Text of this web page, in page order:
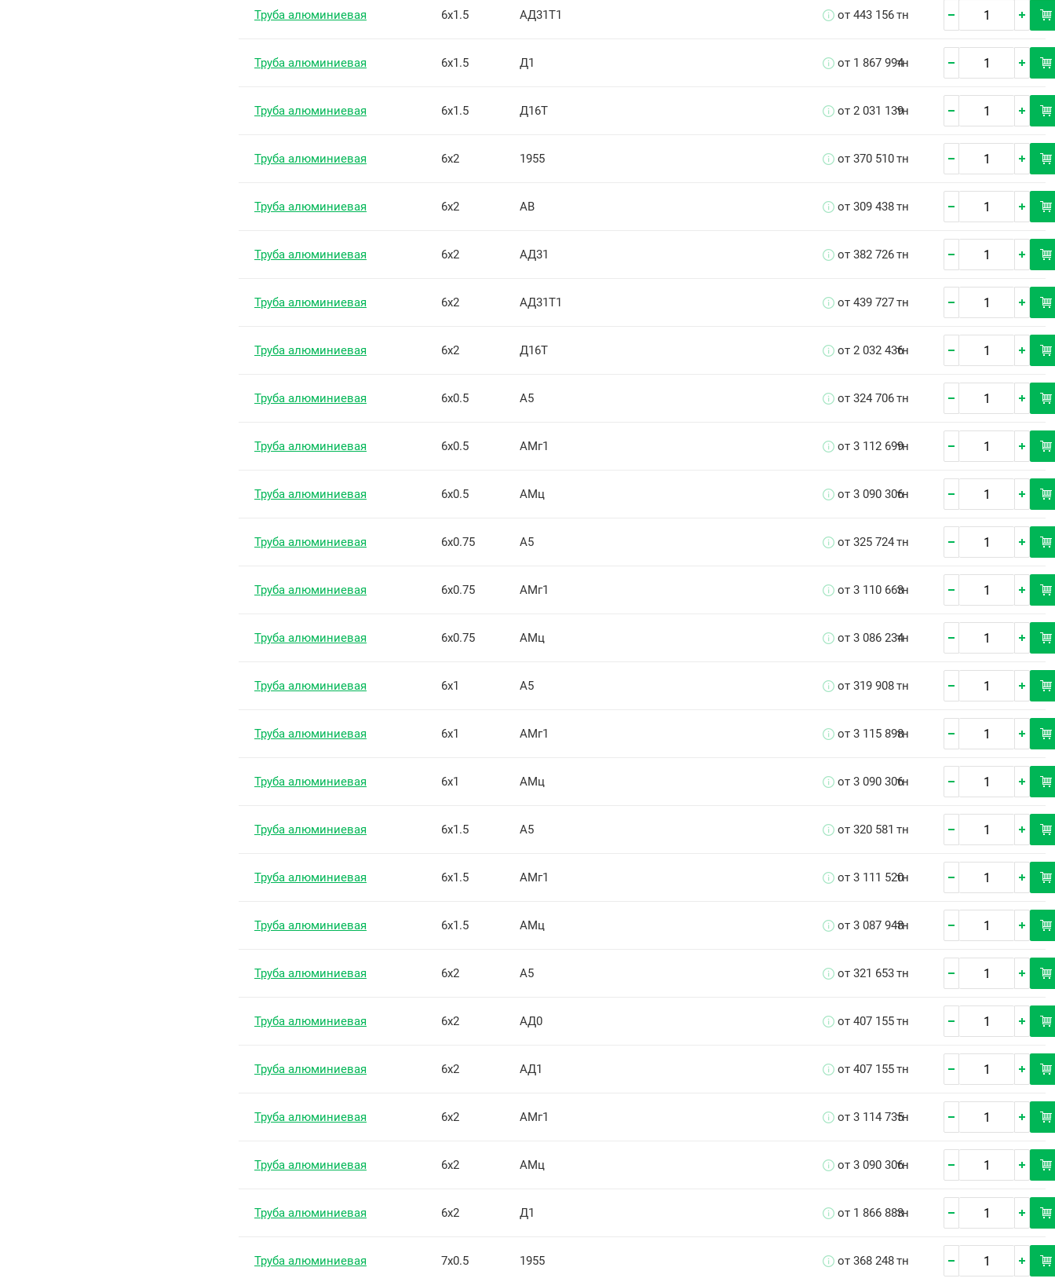
Труба алюминиевая 6х1.5 АД31Т1 от 443 156тн
Труба алюминиевая 6х1.5 Д1 от 1 867 994тн
Труба алюминиевая 6х1.5 Д16Т от 2 031 139тн
Труба алюминиевая 6х2 1955 от 370 510тн
Труба алюминиевая 6х2 АВ от 309 438тн
Труба алюминиевая 6х2 АД31 от 382 726тн
Труба алюминиевая 6х2 АД31Т1 от 439 727тн
Труба алюминиевая 6х2 Д16Т от 2 032 436тн
Труба алюминиевая 6х0.5 А5 от 324 706тн
Труба алюминиевая 6х0.5 АМг1 от 3 112 699тн
Труба алюминиевая 6х0.5 АМц от 3 090 306тн
Труба алюминиевая 6х0.75 А5 от 325 724тн
Труба алюминиевая 6х0.75 АМг1 от 3 110 663тн
Труба алюминиевая 6х0.75 АМц от 3 086 234тн
Труба алюминиевая 6х1 А5 от 319 908тн
Труба алюминиевая 6х1 АМг1 от 3 115 898тн
Труба алюминиевая 6х1 АМц от 3 090 306тн
Труба алюминиевая 6х1.5 А5 от 320 581 тн
Труба алюминиевая 6х1.5 АМг1 от 3 111 520тн
Труба алюминиевая 6х1.5 АМц от 3 087 948тн
Труба алюминиевая 6х2 А5 от 321 653тн
Труба алюминиевая 6х2 АД0 от 407 155тн
Труба алюминиевая 6х2 АД1 от 407 155тн
Труба алюминиевая 6х2 АМг1 от 3 114 735тн
Труба алюминиевая 6х2 АМц от 3 090 306тн
Труба алюминиевая 6х2 Д1 от 1 866 883тн
Труба алюминиевая 7х0.5 1955 от 368 248тн